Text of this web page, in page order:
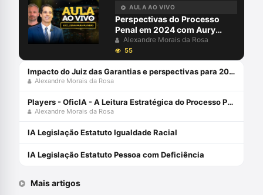
AULA AO VIVO
Perspectivas do Processo
Penal em 2024 com Aury
Lopes Jr e Alexandre Morais
da Rosa
Alexandre Morais da Rosa
55
Impacto do Juiz das Garantias e perspectivas para 2024 com Alexandre Morais da Rosa e Aury Lopes Jr
Alexandre Morais da Rosa
Players - OficIA - A Leitura Estratégica do Processo Penal com Alexandre Morais da Rosa
Alexandre Morais da Rosa
IA Legislação Estatuto Igualdade Racial
IA Legislação Estatuto Pessoa com Deficiência
Mais artigos